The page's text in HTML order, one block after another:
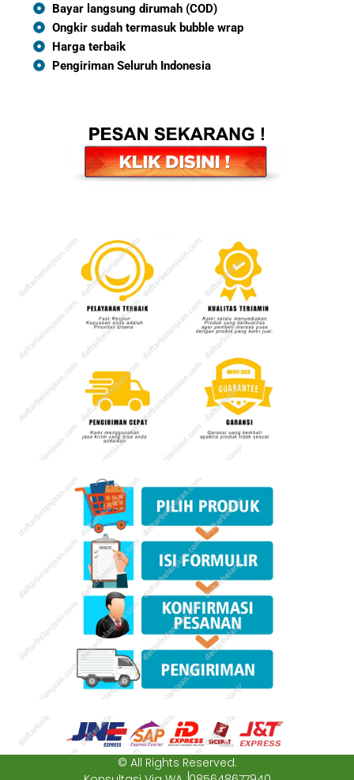
Bayar langsung dirumah (COD)
Ongkir sudah termasuk bubble wrap
Harga terbaik
Pengiriman Seluruh Indonesia
© All Rights Reserved.